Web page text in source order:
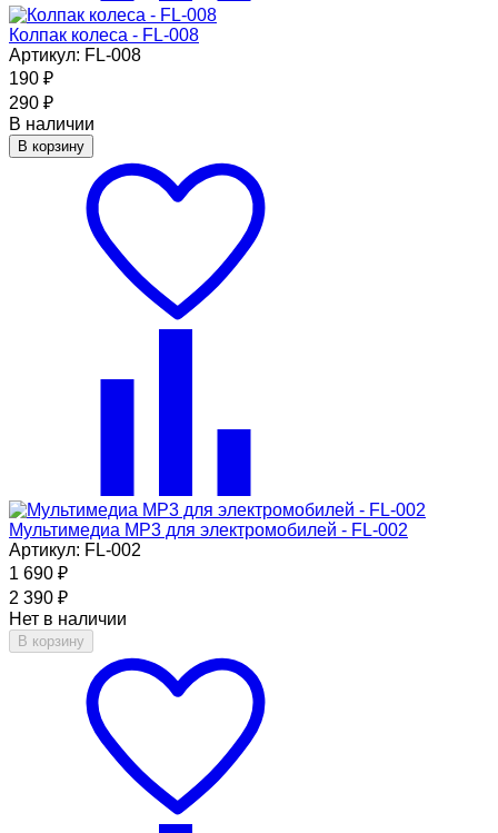
Колпак колеса - FL-008
Артикул: FL-008
190 ₽
290 ₽
В наличии
В корзину
Мультимедиа MP3 для электромобилей - FL-002
Артикул: FL-002
1 690 ₽
2 390 ₽
Нет в наличии
В корзину